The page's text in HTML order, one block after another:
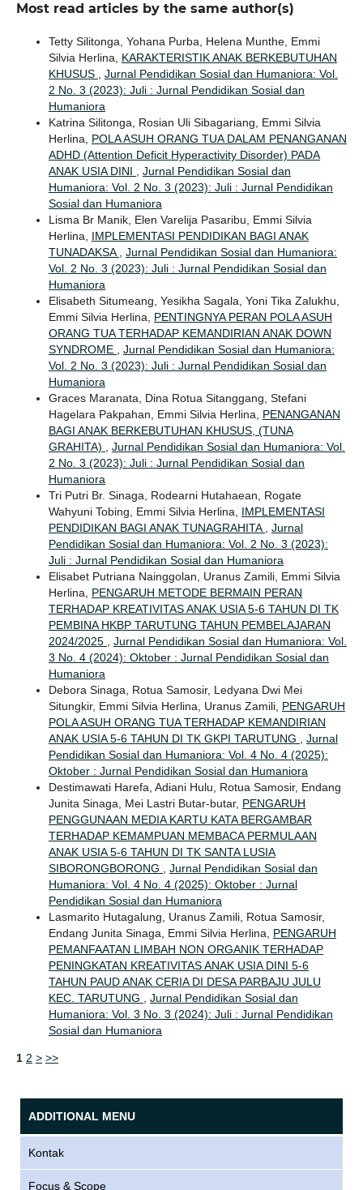
Most read articles by the same author(s)
Tetty Silitonga, Yohana Purba, Helena Munthe, Emmi
Silvia Herlina, KARAKTERISTIK ANAK BERKEBUTUHAN
KHUSUS
Jurnal Pendidikan Sosial dan Humaniora: Vol.
2 No. 3 (2023): Juli : Jurnal Pendidikan Sosial dan
Humaniora
Katrina Silitonga, Rosian Uli Sibagariang, Emmi Silvia
Herlina, POLA ASUH ORANG TUA DALAM PENANGANAN
ADHD (Attention Deficit Hyperactivity Disorder) PADA
ANAK USIA DINI
Jurnal Pendidikan Sosial dan
Humaniora: Vol. 2 No. 3 (2023): Juli : Jurnal Pendidikan
Sosial dan Humaniora
Lisma Br Manik, Elen Varelija Pasaribu, Emmi Silvia
Herlina, IMPLEMENTASI PENDIDIKAN BAGI ANAK
TUNADAKSA
Jurnal Pendidikan Sosial dan Humaniora:
Vol. 2 No. 3 (2023): Juli : Jurnal Pendidikan Sosial dan
Humaniora
Elisabeth Situmeang, Yesikha Sagala, Yoni Tika Zalukhu,
Emmi Silvia Herlina, PENTINGNYA PERAN POLA ASUH
ORANG TUA TERHADAP KEMANDIRIAN ANAK DOWN
SYNDROME
Jurnal Pendidikan Sosial dan Humaniora:
Vol. 2 No. 3 (2023): Juli : Jurnal Pendidikan Sosial dan
Humaniora
Graces Maranata, Dina Rotua Sitanggang, Stefani
Hagelara Pakpahan, Emmi Silvia Herlina, PENANGANAN
BAGI ANAK BERKEBUTUHAN KHUSUS, (TUNA
GRAHITA)
Jurnal Pendidikan Sosial dan Humaniora: Vol.
2 No. 3 (2023): Juli : Jurnal Pendidikan Sosial dan
Humaniora
Tri Putri Br. Sinaga, Rodearni Hutahaean, Rogate
Wahyuni Tobing, Emmi Silvia Herlina, IMPLEMENTASI
PENDIDIKAN BAGI ANAK TUNAGRAHITA
Jurnal
Pendidikan Sosial dan Humaniora: Vol. 2 No. 3 (2023):
Juli : Jurnal Pendidikan Sosial dan Humaniora
Elisabet Putriana Nainggolan, Uranus Zamili, Emmi Silvia
Herlina, PENGARUH METODE BERMAIN PERAN
TERHADAP KREATIVITAS ANAK USIA 5-6 TAHUN DI TK
PEMBINA HKBP TARUTUNG TAHUN PEMBELAJARAN
2024/2025
Jurnal Pendidikan Sosial dan Humaniora: Vol.
3 No. 4 (2024): Oktober : Jurnal Pendidikan Sosial dan
Humaniora
Debora Sinaga, Rotua Samosir, Ledyana Dwi Mei
Situngkir, Emmi Silvia Herlina, Uranus Zamili, PENGARUH
POLA ASUH ORANG TUA TERHADAP KEMANDIRIAN
ANAK USIA 5-6 TAHUN DI TK GKPI TARUTUNG
Jurnal
Pendidikan Sosial dan Humaniora: Vol. 4 No. 4 (2025):
Oktober : Jurnal Pendidikan Sosial dan Humaniora
Destimawati Harefa, Adiani Hulu, Rotua Samosir, Endang
Junita Sinaga, Mei Lastri Butar-butar, PENGARUH
PENGGUNAAN MEDIA KARTU KATA BERGAMBAR
TERHADAP KEMAMPUAN MEMBACA PERMULAAN
ANAK USIA 5-6 TAHUN DI TK SANTA LUSIA
SIBORONGBORONG
Jurnal Pendidikan Sosial dan
Humaniora: Vol. 4 No. 4 (2025): Oktober : Jurnal
Pendidikan Sosial dan Humaniora
Lasmarito Hutagalung, Uranus Zamili, Rotua Samosir,
Endang Junita Sinaga, Emmi Silvia Herlina, PENGARUH
PEMANFAATAN LIMBAH NON ORGANIK TERHADAP
PENINGKATAN KREATIVITAS ANAK USIA DINI 5-6
TAHUN PAUD ANAK CERIA DI DESA PARBAJU JULU
KEC. TARUTUNG
Jurnal Pendidikan Sosial dan
Humaniora: Vol. 3 No. 3 (2024): Juli : Jurnal Pendidikan
Sosial dan Humaniora
1 2 > >>
ADDITIONAL MENU
Kontak
Focus & Scope